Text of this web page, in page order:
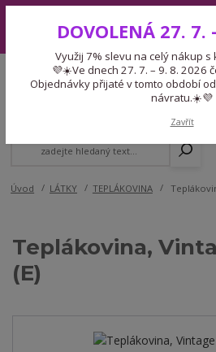
7. – 9. 8. 2026 čerpáme dovolenou.
odešleme ihned po
Expedice 775 866 913
Po-Čt 9-15:30 Pá 9-14:30 Pauza 13-13:45
Úvod LÁTKY TEPLÁKOVINA
Teplákovina,
(E)
DOVOLENÁ 27. 7.
Využij 7% slevu na celý nákup s
💜☀️Ve dnech 27. 7. – 9. 8. 2026
Objednávky přijaté v tomto období
návratu.☀️💜
Zavřít